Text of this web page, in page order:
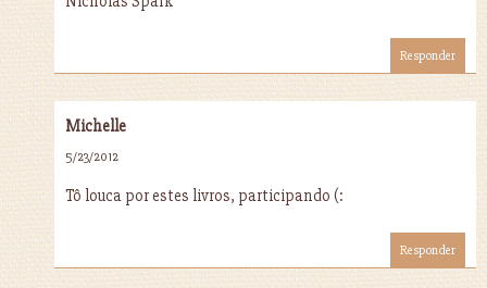
Responder
Michelle
5/23/2012
Tô louca por estes livros, participando (:
Responder